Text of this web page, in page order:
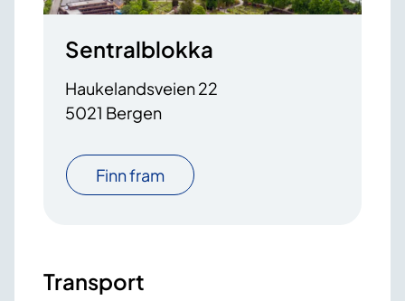
Sentralblokka
Haukelandsveien 22
5021 Bergen
Finn fram
Transport